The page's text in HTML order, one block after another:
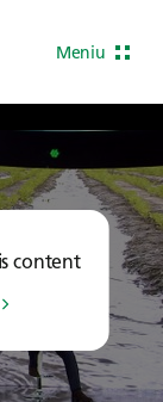
Meniu
content